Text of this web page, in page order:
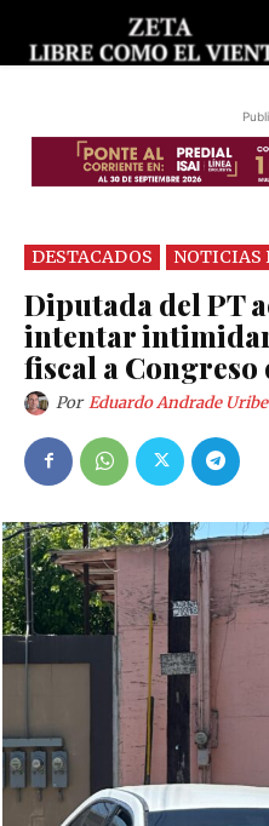
DESTACADOS NOTICIAS
Diputada del PT
intentar
fiscal a Congreso
Por Eduardo Andrade Uribe